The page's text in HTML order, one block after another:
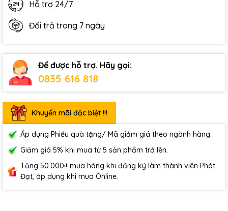
Hỗ trợ 24/7
Đổi trả trong 7 ngày
Để được hỗ trợ. Hãy gọi:
0835 616 818
Khuyến mãi đặc biệt !!!
Áp dụng Phiếu quà tặng/ Mã giảm giá theo ngành hàng.
Giảm giá 5% khi mua từ 5 sản phẩm trở lên.
Tặng 50.000₫ mua hàng khi đăng ký làm thành viên Phát
Đạt, áp dụng khi mua Online.